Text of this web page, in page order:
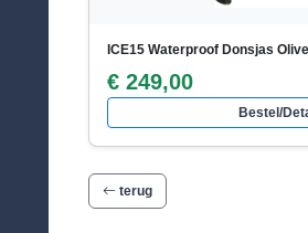
ICE15 Waterproof Donsjas Olive
€ 249,00
Bestel/
terug